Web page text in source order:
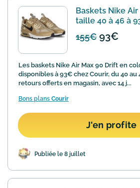
Baskets Nike
taille 40 à 46 à
155€ 93€
Les baskets Nike Air Max 90 Drift en
disponibles à 93€ chez Courir, du 40 au
retours offerts en magasin, avec 14 j...
Bons plans Courir
J'en profite
Publiée le 8 juillet